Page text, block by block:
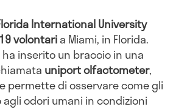
International University
volontaria Miami, in Florida.
inserito un braccio in una
uniport olfactometer,
permette di osservare come gli
odori umani in condizioni